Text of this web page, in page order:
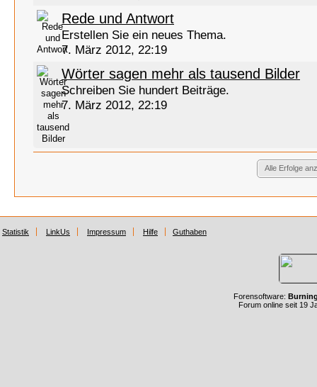
Rede und Antwort
Erstellen Sie ein neues Thema.
7. März 2012, 22:19
Wörter sagen mehr als tausend Bilder
Schreiben Sie hundert Beiträge.
7. März 2012, 22:19
Alle Erfolge
Statistik LinkUs Impressum Hilfe Guthaben
Forensoftware:
Forum online seit 19